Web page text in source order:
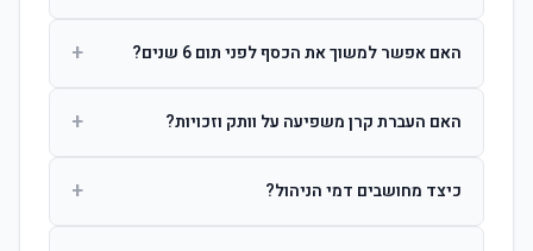
ההשקעות. קרן מסלולית עוקבת אחרי מדד ספציפי ומאפשרת
האם אפשר למשוך את הכסף לפני תום 6 שנים? +
הרווחים. לאחר 6 שנים ניתן למשוך פטור ממס עד לתקרה
האם העברת קרן משפיעה על וותק וזכויות? +
החברות. הוותק ממשיך להיספר מיום ההפקדה הראשונה.
כיצד מחושבים דמי הניהול? +